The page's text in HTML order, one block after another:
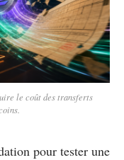
le coût des transferts
pour tester une